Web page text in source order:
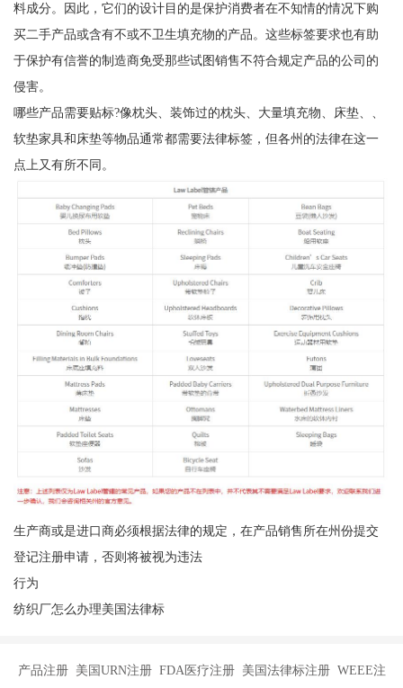
料成分。因此，它们的设计目的是保护消费者在不知情的情况下购
买二手产品或含有不或不卫生填充物的产品。这些标签要求也有助
于保护有信誉的制造商免受那些试图销售不符合规定产品的公司的
侵害。
哪些产品需要贴标?像枕头、装饰过的枕头、大量填充物、床垫、、
软垫家具和床垫等物品通常都需要法律标签，但各州的法律在这一
点上又有所不同。
生产商或是进口商必须根据法律的规定，在产品销售所在州份提交
登记注册申请，否则将被视为违法
行为
纺织厂怎么办理美国法律标
产品注册 美国URN注册 FDA医疗注册 美国法律标注册 WEEE注